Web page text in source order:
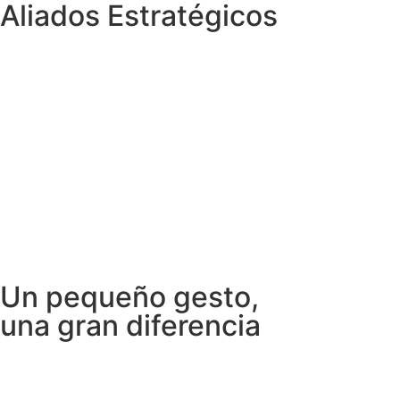
Aliados Estratégicos
Un pequeño gesto,
una gran diferencia